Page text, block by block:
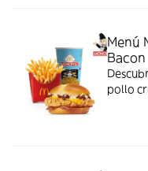
Menú
Bacon
Descubre
pollo
harina